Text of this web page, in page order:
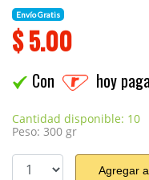
Envío Gratis
$5.00
Con hoy
Cantidad disponible: 10
Peso: 300 gr
Agregar